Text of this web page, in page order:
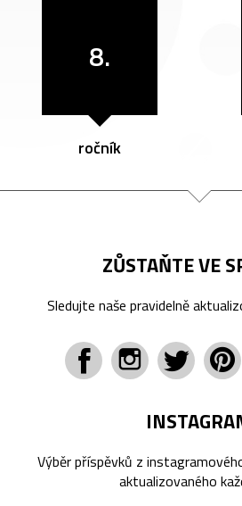
8.
ročník
ZŮSTAŇTE VE
Sledujte naše pravidelně
Výběr příspěvků z
aktualizovaného